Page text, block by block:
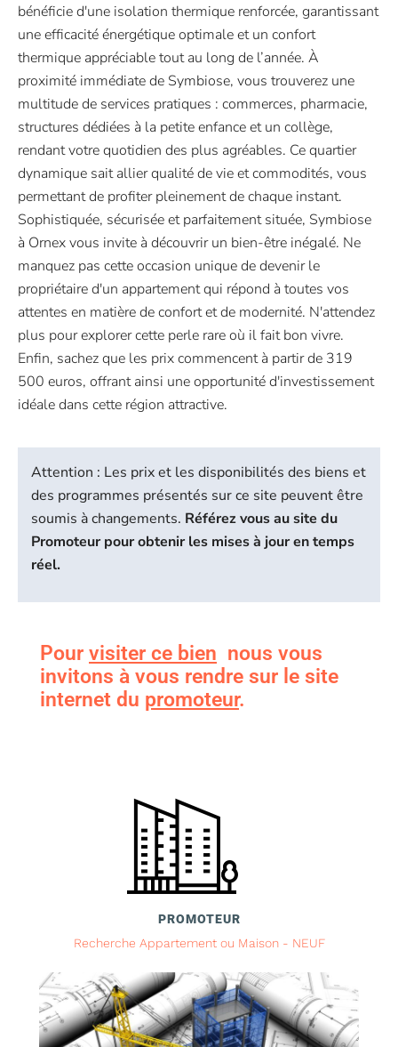
bénéficie d'une isolation thermique renforcée, garantissant
une efficacité énergétique optimale et un confort
thermique appréciable tout au long de l’année. À
proximité immédiate de Symbiose, vous trouverez une
multitude de services pratiques : commerces, pharmacie,
structures dédiées à la petite enfance et un collège,
rendant votre quotidien des plus agréables. Ce quartier
dynamique sait allier qualité de vie et commodités, vous
permettant de profiter pleinement de chaque instant.
Sophistiquée, sécurisée et parfaitement située, Symbiose
à Ornex vous invite à découvrir un bien-être inégalé. Ne
manquez pas cette occasion unique de devenir le
propriétaire d'un appartement qui répond à toutes vos
attentes en matière de confort et de modernité. N'attendez
plus pour explorer cette perle rare où il fait bon vivre.
Enfin, sachez que les prix commencent à partir de 319
500 euros, offrant ainsi une opportunité d'investissement
idéale dans cette région attractive.
Attention : Les prix et les disponibilités des biens et
des programmes présentés sur ce site peuvent être
soumis à changements. Référez vous au site du
Promoteur pour obtenir les mises à jour en temps
réel.
Pour visiter ce bien nous vous
invitons à vous rendre sur le site
internet du promoteur.
PROMOTEUR
Recherche Appartement ou Maison - NEUF